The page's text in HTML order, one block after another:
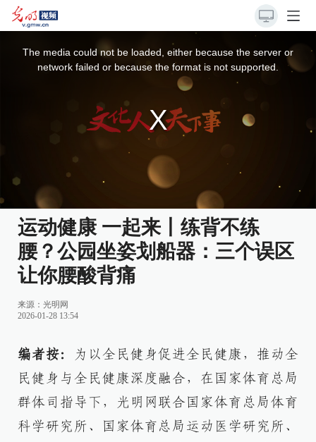
The media could not be loaded, either because the server or
network failed or because the format is not supported.
运动健康 一起来丨练背不练
腰？公园坐姿划船器：三个误区
让你腰酸背痛
来源： 光明网
2026-01-28 13:54
编者按：
为以全民健身促进全民健康，推动全
民健身与全民健康深度融合，在国家体育总局
群体司指导下，光明网联合国家体育总局体育
科学研究所、国家体育总局运动医学研究所、